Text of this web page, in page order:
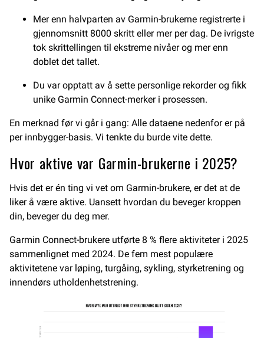
Mer enn halvparten av Garmin-brukerne registrerte i
gjennomsnitt 8000 skritt eller mer per dag. De ivrigste
tok skrittellingen til ekstreme nivåer og mer enn
doblet det tallet.
Du var opptatt av å sette personlige rekorder og fikk
unike Garmin Connect-merker i prosessen.
En merknad før vi går i gang: Alle dataene nedenfor er på
per innbygger-basis. Vi tenkte du burde vite dette.
Hvor aktive var Garmin-brukerne i 2025?
Hvis det er én ting vi vet om Garmin-brukere, er det at de
liker å være aktive. Uansett hvordan du beveger kroppen
din, beveger du deg mer.
Garmin Connect-brukere utførte 8 % flere aktiviteter i 2025
sammenlignet med 2024. De fem mest populære
aktivitetene var løping, turgåing, sykling, styrketrening og
innendørs utholdenhetstrening.